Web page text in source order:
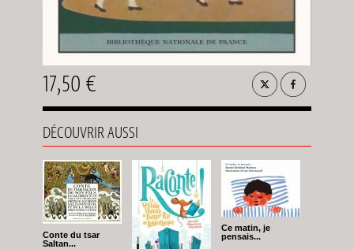
17,50 €
DÉCOUVRIR AUSSI
Conte du tsar
Saltan...
Ce matin, je
pensais...